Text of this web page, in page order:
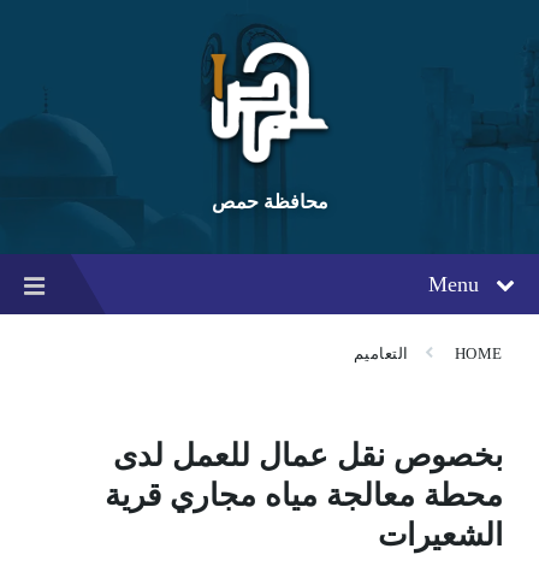
content
main
navigation
footer
محافظة حمص
Menu
HOME التعاميم
بخصوص نقل عمال للعمل لدى
محطة معالجة مياه مجاري قرية
الشعيرات